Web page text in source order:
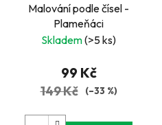
Malování podle čísel -
Plameňáci
Skladem(>5 ks)
99 Kč
149 Kč (–33 %)